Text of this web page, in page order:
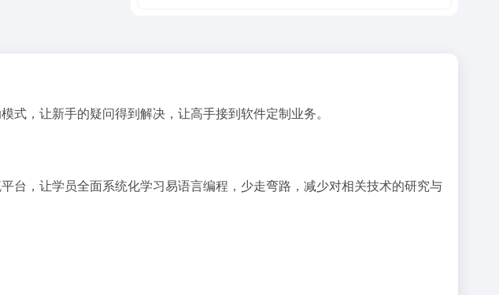
，让新手的疑问得到解决，让高手接到软件定制业务。
台，让学员全面系统化学习易语言编程，少走弯路，减少对相关技术的研究与